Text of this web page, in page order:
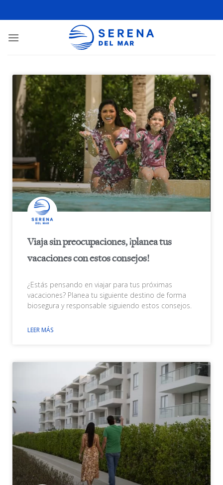
Viaja sin preocupaciones, ¡planea tus
vacaciones con estos consejos!
¿Estás pensando en viajar para tus próximas
vacaciones? Planea tu siguiente destino de forma
biosegura y responsable siguiendo estos consejos.
LEER MÁS